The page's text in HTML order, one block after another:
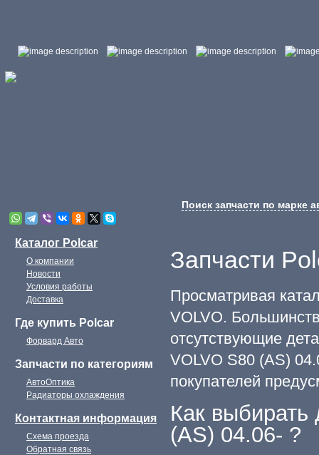
Поиск запчасти по марке
Запчасти
Просматривая
VOLVO.
отсутствующие
VOLVO S80 (AS)
покупателей
Как выбирать
(AS) 04.06- ?
Каталог Polcar
О компании
Новости
Условия работы
Доставка
Где купить Polcar
Форвард Авто
Запчасти по категориям
АвтоОптика
Радиаторы охлаждения
Контактная информация
Схема проезда
Обратная связь